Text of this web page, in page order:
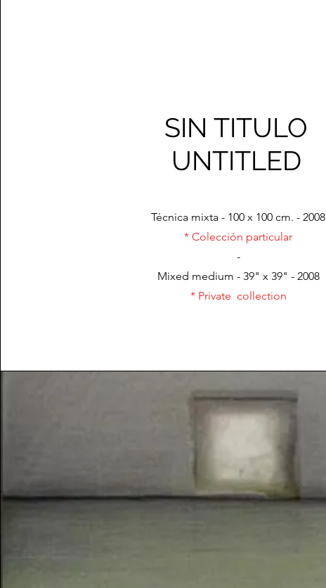
SIN TITULO
UNTITLED
Técnica mixta - 100 x 100 cm. - 2008
* Colección particular
-
Mixed medium - 39" x 39" - 2008
* Private collection